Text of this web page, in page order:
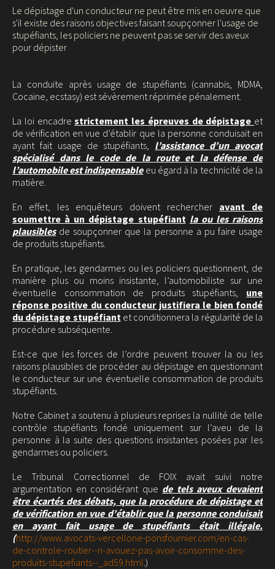
Le dépistage d'un conducteur ne peut être mis en oeuvre que
s'il existe des raisons objectives faisant soupçonner l'usage de
stupéfiants, les policiers ne peuvent pas se servir des aveux
pour dépister
La conduite après usage de stupéfiants (cannabis, MDMA,
Cocaïne, ecstasy) est sévèrement réprimée pénalement.
La loi encadrestrictement les épreuves de dépistage et
de vérification en vue d’établir que la personne conduisait en
ayant fait usage de stupéfiants, l’assistance d’un avocat
spécialisé dans le code de la route et la défense de
l’automobile est indispensableeu égard à la technicité de la
matière.
En effet, les enquêteurs doivent rechercher avant de
soumettre à un dépistage stupéfiant la ou les raisons
plausiblesde soupçonner que la personne a pu faire usage
de produits stupéfiants.
En pratique, les gendarmes ou les policiers questionnent, de
manière plus ou moins insistante, l’automobiliste sur une
éventuelle consommation de produits stupéfiants, une
réponse positive du conducteur justifiera le bien fondé
du dépistage stupéfiantet conditionnera la régularité de la
procédure subséquente.
Est-ce que les forces de l’ordre peuvent trouver la ou les
raisons plausibles de procéder au dépistage en questionnant
le conducteur sur une éventuelle consommation de produits
stupéfiants.
Notre Cabinet a soutenu à plusieurs reprises la nullité de telle
contrôle stupéfiants fondé uniquement sur l’aveu de la
personne à la suite des questions insistantes posées par les
gendarmes ou policiers.
Le Tribunal Correctionnel de FOIX avait suivi notre
argumentation en considérant que de tels aveux devaient
être écartés des débats, que la procédure de dépistage et
de vérification en vue d’établir que la personne conduisait
en ayant fait usage de stupéfiants était illégale.
(http://www.avocats-vercellone-ponsfournier.com/en-cas-
de-controle-routier--n-avouez-pas-avoir-consomme-des-
produits-stupefiants--_ad59.html.)